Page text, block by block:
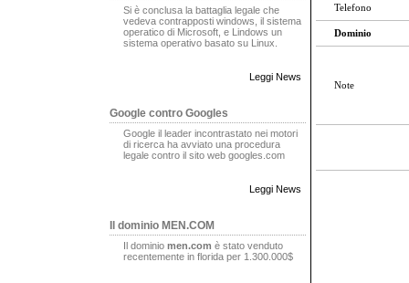
Si è conclusa la battaglia legale che
vedeva contrapposti windows, il sistema
operatico di Microsoft, e Lindows un
sistema operativo basato su Linux.
Leggi News
Google contro Googles
Google il leader incontrastato nei motori
di ricerca ha avviato una procedura
legale contro il sito web googles.com
Leggi News
Il dominio MEN.COM
Il dominio men.com è stato venduto
recentemente in florida per 1.300.000$
Telefono
Dominio
Note